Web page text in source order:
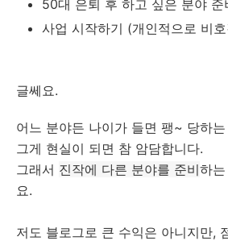
50대 은퇴 후 하고 싶은 분야 준
사업 시작하기 (개인적으로 비
글쎄요.
어느 분야든 나이가 들면 팽~ 당하
그게 현실이 되면 참 암담합니다.
그래서 진작에 다른 분야를 준비하
요.
저도 블로그로 큰 수익은 아니지만,